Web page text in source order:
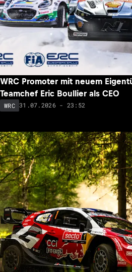
WRC Promoter mit neuem
Teamchef Eric Boullier als CEO
WRC 31.07.2026 - 23:52